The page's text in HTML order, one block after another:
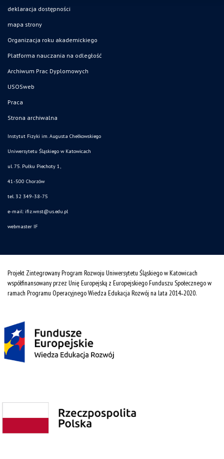
deklaracja dostępności
mapa strony
Organizacja roku akademickiego
Platforma nauczania na odległość
Archiwum Prac Dyplomowych
USOSweb
Praca
Strona archiwalna
Instytut Fizyki im. Augusta Chełkowskiego
Uniwersytetu Śląskiego w Katowicach
ul. 75. Pułku Piechoty 1,
41-500 Chorzów
tel. 32 349-38-75
e-mail: ifiz.wnst@us.edu.pl
webmaster IF
Projekt Zintegrowany Program Rozwoju Uniwersytetu Śląskiego w Katowicach
współfinansowany przez Unię Europejską z Europejskiego Funduszu Społecznego w
ramach Programu Operacyjnego Wiedza Edukacja Rozwój na lata 2014˗2020.